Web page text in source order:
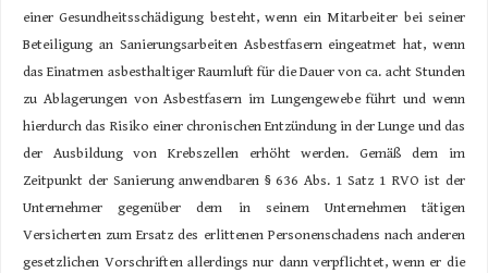
einer Gesundheitsschädigung besteht, wenn ein Mitarbeiter bei seiner
Beteiligung an Sanierungsarbeiten Asbestfasern eingeatmet hat, wenn
das Einatmen asbesthaltiger Raumluft für die Dauer von ca. acht Stunden
zu Ablagerungen von Asbestfasern im Lungengewebe führt und wenn
hierdurch das Risiko einer chronischen Entzündung in der Lunge und das
der Ausbildung von Krebszellen erhöht werden. Gemäß dem im
Zeitpunkt der Sanierung anwendbaren § 636 Abs. 1 Satz 1 RVO ist der
Unternehmer gegenüber dem in seinem Unternehmen tätigen
Versicherten zum Ersatz des erlittenen Personenschadens nach anderen
gesetzlichen Vorschriften allerdings nur dann verpflichtet, wenn er die